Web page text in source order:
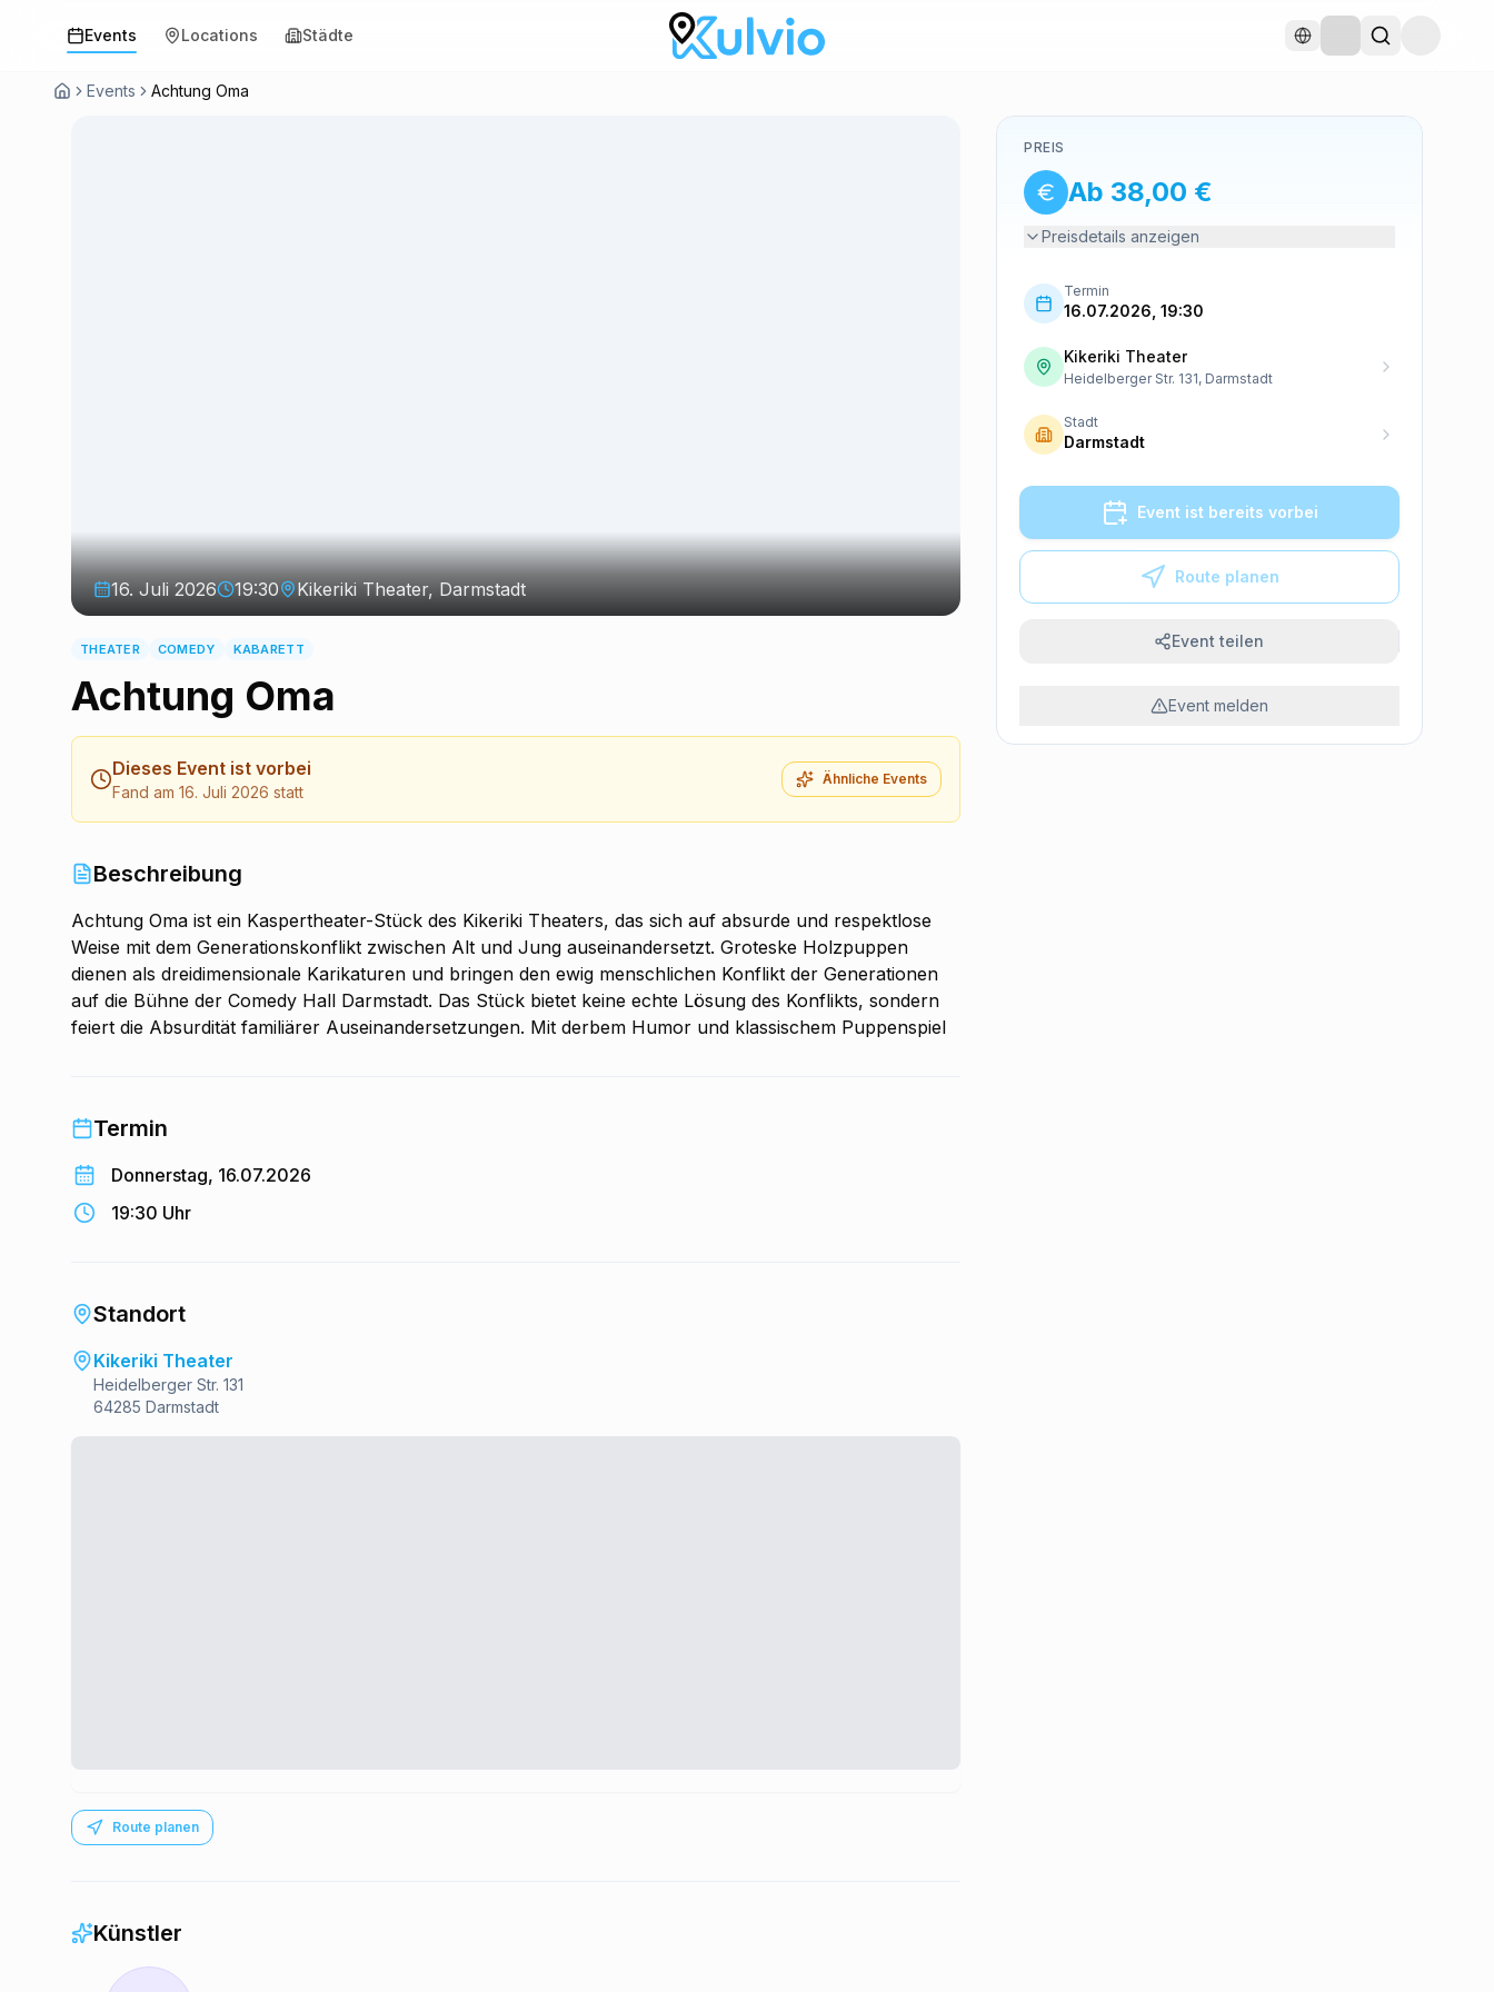
Events Locations Städte
Events Achtung Oma
16. Juli 2026 19:30 Kikeriki Theater, Darmstadt
THEATER COMEDY KABARETT
Achtung Oma
Dieses Event ist vorbei
Fand am 16. Juli 2026 statt
Ähnliche Events
Beschreibung
Achtung Oma ist ein Kaspertheater-Stück des Kikeriki Theaters, das sich auf absurde und respektlose
Weise mit dem Generationskonflikt zwischen Alt und Jung auseinandersetzt. Groteske Holzpuppen
dienen als dreidimensionale Karikaturen und bringen den ewig menschlichen Konflikt der Generationen
auf die Bühne der Comedy Hall Darmstadt. Das Stück bietet keine echte Lösung des Konflikts, sondern
feiert die Absurdität familiärer Auseinandersetzungen. Mit derbem Humor und klassischem Puppenspiel
Termin
Donnerstag, 16.07.2026
19:30 Uhr
Standort
Kikeriki Theater
Heidelberger Str. 131
64285 Darmstadt
Route planen
Künstler
PREIS
Ab 38,00 €
Preisdetails anzeigen
Termin
16.07.2026, 19:30
Kikeriki Theater
Heidelberger Str. 131, Darmstadt
Stadt
Darmstadt
Event ist bereits vorbei
Route planen
Event teilen
Event melden